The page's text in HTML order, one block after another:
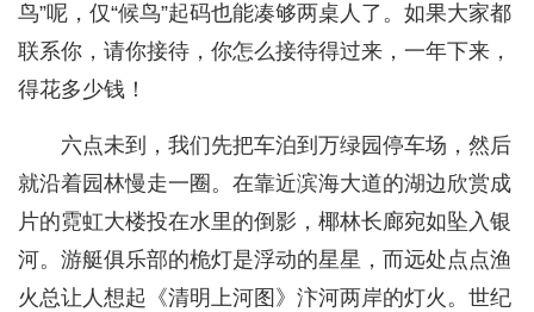
鸟”呢，仅“候鸟”起码也能凑够两桌人了。如果大家都
联系你，请你接待，你怎么接待得过来，一年下来，
得花多少钱！
六点未到，我们先把车泊到万绿园停车场，然后
就沿着园林慢走一圈。在靠近滨海大道的湖边欣赏成
片的霓虹大楼投在水里的倒影，椰林长廊宛如坠入银
河。游艇俱乐部的桅灯是浮动的星星，而远处点点渔
火总让人想起《清明上河图》汴河两岸的灯火。世纪